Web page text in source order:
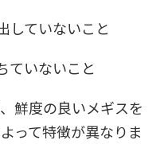
していないこと
ていないこと
鮮度の良いメギスを
って特徴が異なりま